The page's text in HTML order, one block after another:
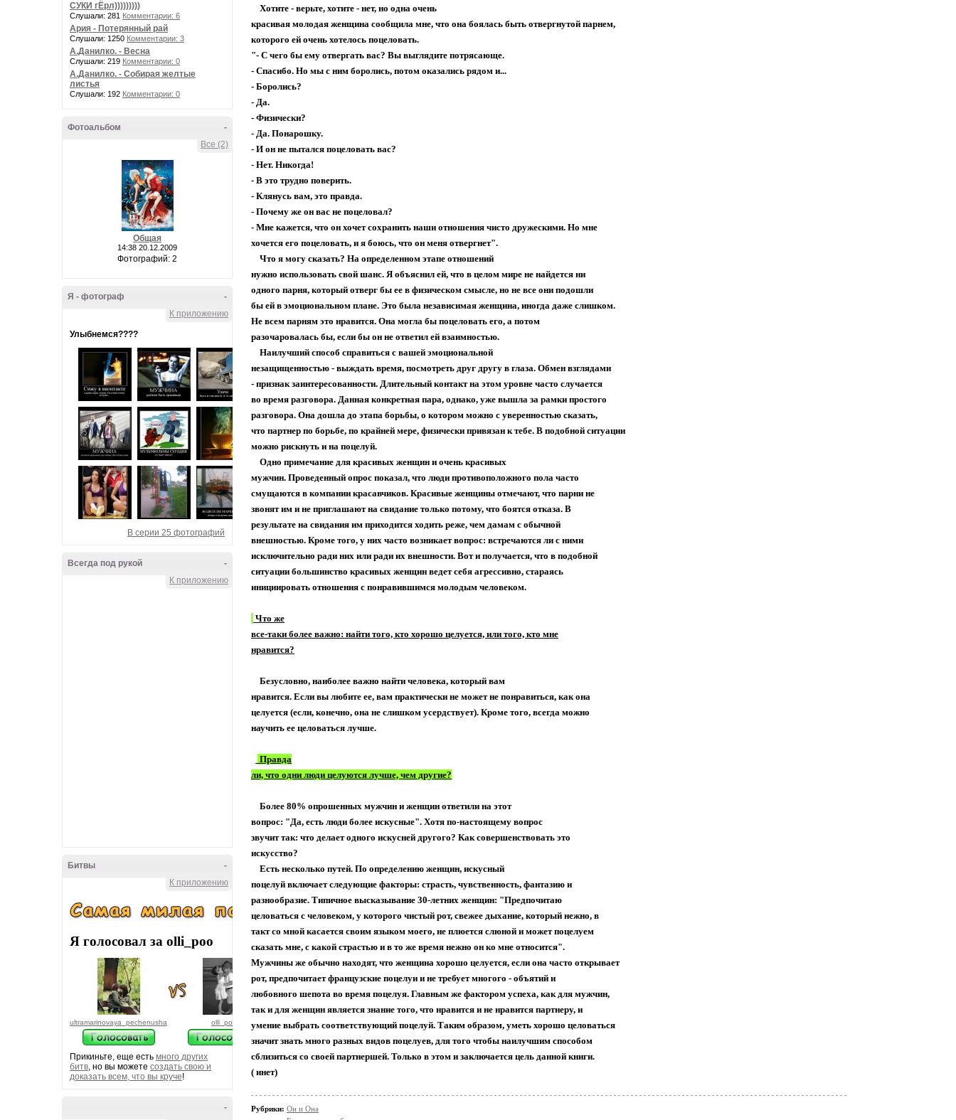
СУКИ гЁрл)))))))))
Слушали: 281 Комментарии: 6
Ария - Потерянный рай
Слушали: 1250 Комментарии: 3
А.Данилко. - Весна
Слушали: 219 Комментарии: 0
А.Данилко. - Собирая желтые
листья
Слушали: 192 Комментарии: 0
-
Фотоальбом
Все (2)
Общая
14:38 20.12.2009
Фотографий: 2
-
Я - фотограф
К приложению
Улыбнемся????
В серии 25 фотографий
-
Всегда под рукой
К приложению
-
Битвы
К приложению
Я голосовал за olli_poo
ultramarinovaya_pechenusha olli_poo
Прикиньте, еще есть много других
битв, но вы можете создать свою и
доказать всем, что вы круче!
-
Хотите - верьте, хотите - нет, но одна очень
красивая молодая женщина сообщила мне, что она боялась быть отвергнутой парнем,
которого ей очень хотелось поцеловать.
"- С чего бы ему отвергать вас? Вы выглядите потрясающе.
- Спасибо. Но мы с ним боролись, потом оказались рядом и...
- Боролись?
- Да.
- Физически?
- Да. Понарошку.
- И он не пытался поцеловать вас?
- Нет. Никогда!
- В это трудно поверить.
- Клянусь вам, это правда.
- Почему же он вас не поцеловал?
- Мне кажется, что он хочет сохранить наши отношения чисто дружескими. Но мне
хочется его поцеловать, и я боюсь, что он меня отвергнет".
Что я могу сказать? На определенном этапе отношений
нужно использовать свой шанс. Я объяснил ей, что в целом мире не найдется ни
одного парня, который отверг бы ее в физическом смысле, но не все они подошли
бы ей в эмоциональном плане. Это была независимая женщина, иногда даже слишком.
Не всем парням это нравится. Она могла бы поцеловать его, а потом
разочаровалась бы, если бы он не ответил ей взаимностью.
Наилучший способ справиться с вашей эмоциональной
незащищенностью - выждать время, посмотреть друг другу в глаза. Обмен взглядами
- признак заинтересованности. Длительный контакт на этом уровне часто случается
во время разговора. Данная конкретная пара, однако, уже вышла за рамки простого
разговора. Она дошла до этапа борьбы, о котором можно с уверенностью сказать,
что партнер по борьбе, по крайней мере, физически привязан к тебе. В подобной ситуации
можно рискнуть и на поцелуй.
Одно примечание для красивых женщин и очень красивых
мужчин. Проведенный опрос показал, что люди противоположного пола часто
смущаются в компании красавчиков. Красивые женщины отмечают, что парни не
звонят им и не приглашают на свидание только потому, что боятся отказа. В
результате на свидания им приходится ходить реже, чем дамам с обычной
внешностью. Кроме того, у них часто возникает вопрос: встречаются ли с ними
исключительно ради них или ради их внешности. Вот и получается, что в подобной
ситуации большинство красивых женщин ведет себя агрессивно, стараясь
инициировать отношения с понравившимся молодым человеком.
Что же
все-таки более важно: найти того, кто хорошо целуется, или того, кто мне
нравится?
Безусловно, наиболее важно найти человека, который вам
нравится. Если вы любите ее, вам практически не может не понравиться, как она
целуется (если, конечно, она не слишком усердствует). Кроме того, всегда можно
научить ее целоваться лучше.
Правда
ли, что одни люди целуются лучше, чем другие?
Более 80% опрошенных мужчин и женщин ответили на этот
вопрос: "Да, есть люди более искусные". Хотя по-настоящему вопрос
звучит так: что делает одного искусней другого? Как совершенствовать это
искусство?
Есть несколько путей. По определению женщин, искусный
поцелуй включает следующие факторы: страсть, чувственность, фантазию и
разнообразие. Типичное высказывание 30-летних женщин: "Предпочитаю
целоваться с человеком, у которого чистый рот, свежее дыхание, который нежно, в
такт со мной касается своим языком моего, не плюется слюной и может поцелуем
сказать мне, с какой страстью и в то же время нежно он ко мне относится".
Мужчины же обычно находят, что женщина хорошо целуется, если она часто открывает
рот, предпочитает французские поцелуи и не требует многого - объятий и
любовного шепота во время поцелуя. Главным же фактором успеха, как для мужчин,
так и для женщин является знание того, что нравится и не нравится партнеру, и
умение выбрать соответствующий поцелуй. Таким образом, уметь хорошо целоваться
значит знать много разных видов поцелуев, для того чтобы наилучшим способом
сблизиться со своей партнершей. Только в этом и заключается цель данной книги.
( инет)
Рубрики: Он и Она